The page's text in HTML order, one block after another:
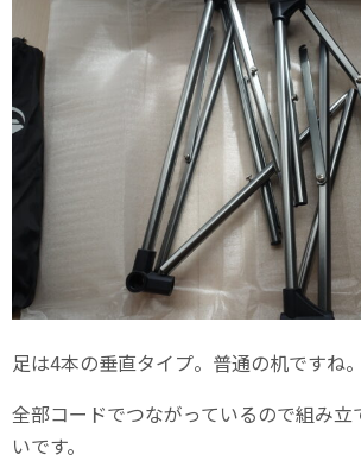
足は4本の垂直タイプ。普通の机ですね。
全部コードでつながっているので組み立
いです。